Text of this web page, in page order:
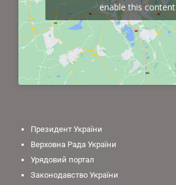
enable this content
Президент України
Верховна Рада України
Урядовий портал
Законодавство України